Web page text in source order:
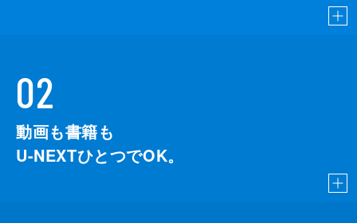
02
動画も書籍も
U-NEXTひとつでOK。